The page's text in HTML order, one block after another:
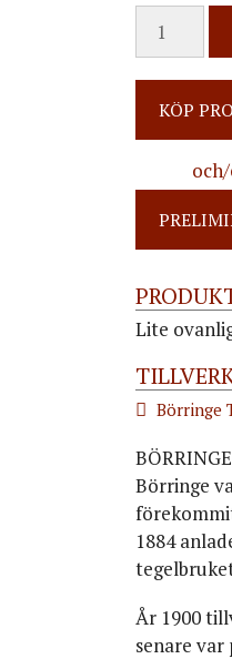
Lite
Börringe
Börringe
1884
År 1900
senare